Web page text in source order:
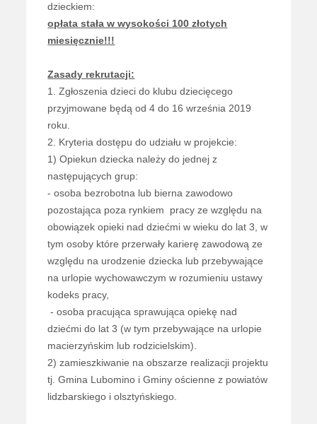
dzieckiem:
opłata stała w wysokości 100 złotych
miesięcznie!!!
Zasady rekrutacji:
1. Zgłoszenia dzieci do klubu dziecięcego
przyjmowane będą od 4 do 16 września 2019
roku.
2. Kryteria dostępu do udziału w projekcie:
1) Opiekun dziecka należy do jednej z
następujących grup:
- osoba bezrobotna lub bierna zawodowo
pozostająca poza rynkiem pracy ze względu na
obowiązek opieki nad dziećmi w wieku do lat 3, w
tym osoby które przerwały karierę zawodową ze
względu na urodzenie dziecka lub przebywające
na urlopie wychowawczym w rozumieniu ustawy
kodeks pracy,
- osoba pracująca sprawująca opiekę nad
dziećmi do lat 3 (w tym przebywające na urlopie
macierzyńskim lub rodzicielskim).
2) zamieszkiwanie na obszarze realizacji projektu
tj. Gmina Lubomino i Gminy ościenne z powiatów
lidzbarskiego i olsztyńskiego.